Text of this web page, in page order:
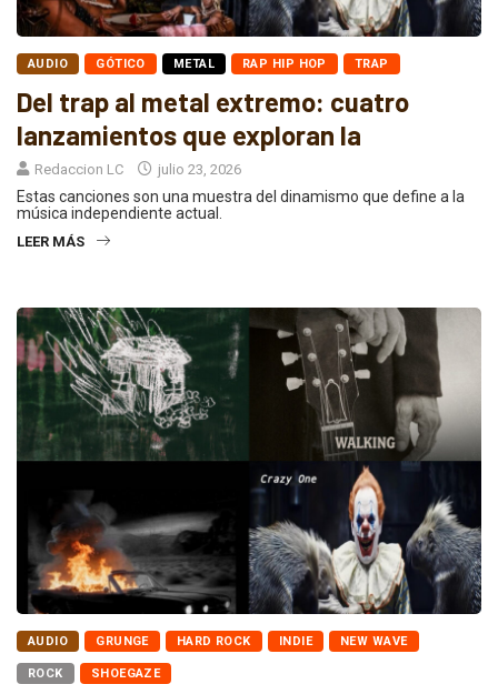
AUDIO GÓTICO METAL RAP HIP HOP TRAP
Del trap al metal extremo: cuatro
lanzamientos que exploran la
Redaccion LC julio 23, 2026
Estas canciones son una muestra del dinamismo que define a la
música independiente actual.
LEER MÁS
AUDIO GRUNGE HARD ROCK INDIE NEW WAVE
ROCK SHOEGAZE